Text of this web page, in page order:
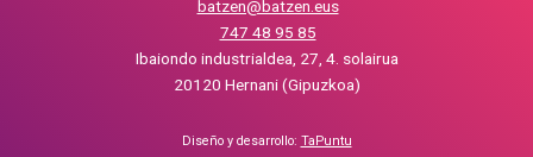
batzen@batzen.eus
747 48 95 85
Ibaiondo industrialdea, 27, 4. solairua
20120 Hernani (Gipuzkoa)
Diseño y desarrollo: TaPuntu